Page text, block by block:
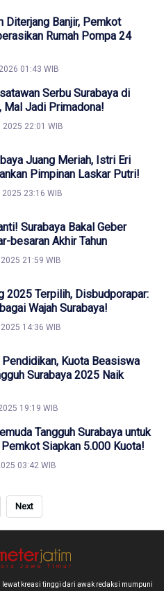
Diterjang Banjir, Pemkot
Rumah Pompa 24
01:43 WIB
Serbu Surabaya di
Mal Jadi Primadona!
2025 22:01 WIB
Juang Meriah, Istri Eri
Pimpinan Laskar Putri!
23:16 WIB
Surabaya Bakal Geber
besaran Akhir Tahun
21:59 WIB
2025 Terpilih, Disbudporapar:
Wajah Surabaya!
14:36 WIB
Kuota Beasiswa
Surabaya 2025 Naik
19:19 WIB
Tangguh Surabaya untuk
Siapkan 5.000 Kuota!
03:42 WIB
Next
kreasi tinggi dari awak redaksi mumpuni